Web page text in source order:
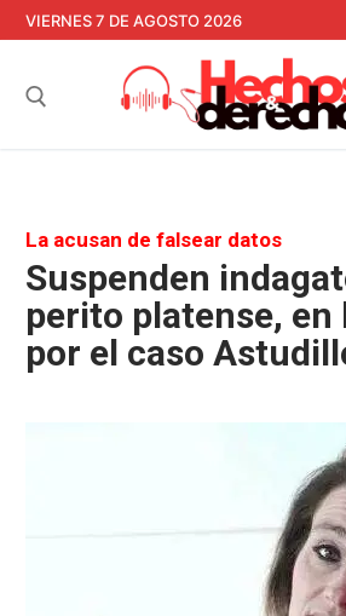
contenido
VIERNES 7 DE AGOSTO 2026
La acusan de falsear datos
Suspenden
perito platense, en
por el caso